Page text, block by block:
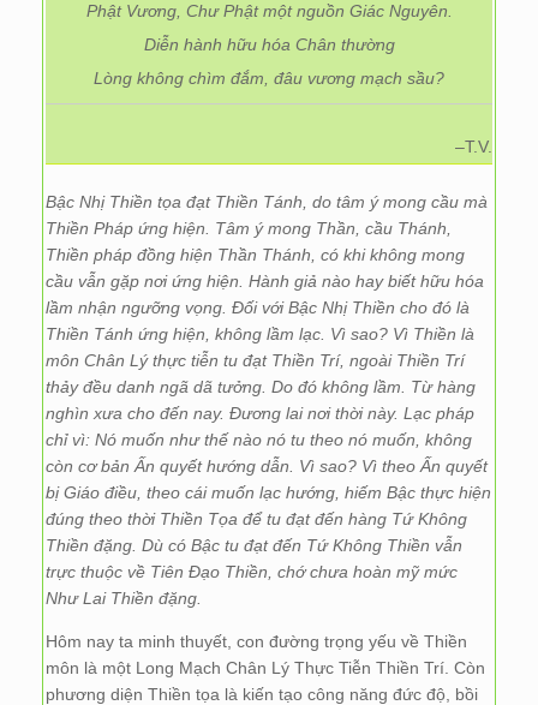
Phật Vương, Chư Phật một nguồn Giác Nguyên.
Diễn hành hữu hóa Chân thường
Lòng không chìm đắm, đâu vương mạch sầu?
–T.V.
Bậc Nhị Thiền tọa đạt Thiền Tánh, do tâm ý mong cầu mà
Thiền Pháp ứng hiện. Tâm ý mong Thần, cầu Thánh,
Thiền pháp đồng hiện Thần Thánh, có khi không mong
cầu vẫn gặp nơi ứng hiện. Hành giả nào hay biết hữu hóa
lầm nhận ngưỡng vọng. Đối với Bậc Nhị Thiền cho đó là
Thiền Tánh ứng hiện, không lầm lạc. Vì sao? Vì Thiền là
môn Chân Lý thực tiễn tu đạt Thiền Trí, ngoài Thiền Trí
thảy đều danh ngã dã tưởng. Do đó không lầm. Từ hàng
nghìn xưa cho đến nay. Đương lai nơi thời này. Lạc pháp
chỉ vì: Nó muốn như thế nào nó tu theo nó muốn, không
còn cơ bản Ấn quyết hướng dẫn. Vì sao? Vì theo Ấn quyết
bị Giáo điều, theo cái muốn lạc hướng, hiếm Bậc thực hiện
đúng theo thời Thiền Tọa để tu đạt đến hàng Tứ Không
Thiền đặng. Dù có Bậc tu đạt đến Tứ Không Thiền vẫn
trực thuộc về Tiên Đạo Thiền, chớ chưa hoàn mỹ mức
Như Lai Thiền đặng.
Hôm nay ta minh thuyết, con đường trọng yếu về Thiền
môn là một Long Mạch Chân Lý Thực Tiễn Thiền Trí. Còn
phương diện Thiền tọa là kiến tạo công năng đức độ, bồi